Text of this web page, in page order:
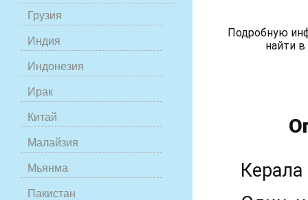
Грузия
Индия
Индонезия
Ирак
Китай
Малайзия
Мьянма
Пакистан
Подробную
найти